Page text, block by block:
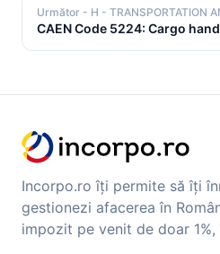
Următor - H - TRANSPORTATION
CAEN Code 5224: Cargo
Incorpo.ro îți permite să îți
gestionezi afacerea în
impozit pe venit de doar